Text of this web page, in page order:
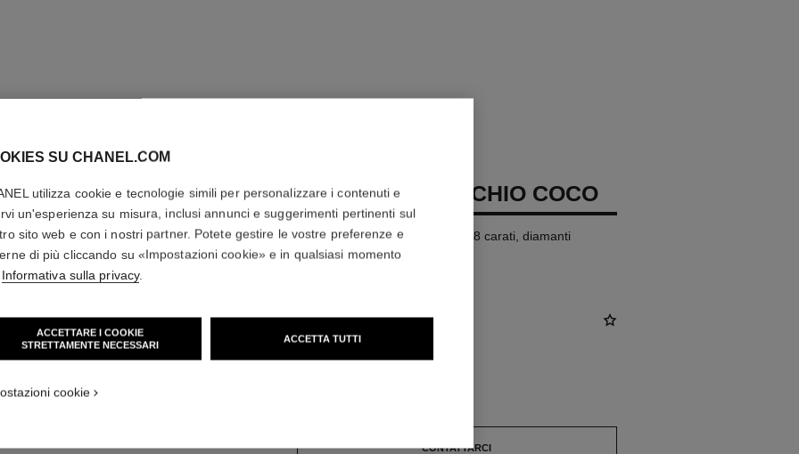
standard
CLIP PER ORECCHIO COCO
Motivo matelassé, oro bianco 18 carati, diamanti
Più dettagli
2 450 CHF*
CONTATTARCI
SU CHANEL.COM
utilizza cookie e tecnologie simili per personalizzare i contenuti e
un'esperienza su misura, inclusi annunci e suggerimenti pertinenti sul
sito web e con i nostri partner. Potete gestire le vostre preferenze e
di più cliccando su «Impostazioni cookie» e in qualsiasi momento
Informativa sulla privacy.
ACCETTARE I COOKIE
STRETTAMENTE NECESSARI
ACCETTA TUTTI
cookie